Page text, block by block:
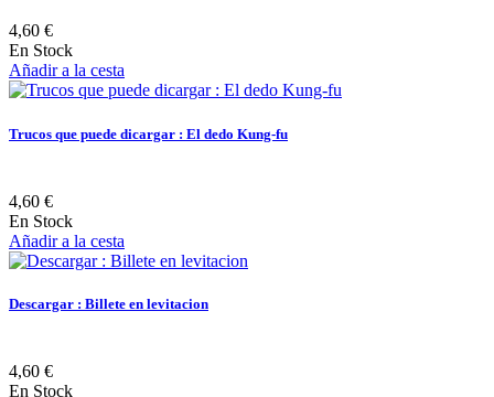
4,60 €
En Stock
Añadir a la cesta
Trucos que puede dicargar : El dedo Kung-fu
4,60 €
En Stock
Añadir a la cesta
Descargar : Billete en levitacion
4,60 €
En Stock